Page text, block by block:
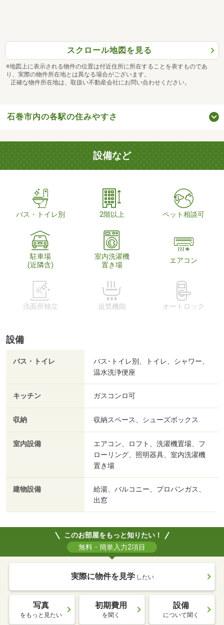
スクロール地図を見る
※地図上に表示される物件の位置は付近住所に所在することを表すものであ
り、実際の物件所在地とは異なる場合がございます。
正確な物件所在地は、取扱い不動産会社にお問い合わせください。
石巻市内の各駅の住みやすさ
設備など
バス・トイレ別 2階以上 ペット相談可
駐車場
(近隣含)
室内洗濯機
置き場
エアコン
洗面所独立 追焚機能 オートロック
設備
バス・トイレ
バス･トイレ別、トイレ、シャワー、
温水洗浄便座
キッチン ガスコンロ可
収納 収納スペース、シューズボックス
室内設備
エアコン、ロフト、洗濯機置場、フ
ローリング、照明器具、室内洗濯機
置き場
建物設備
給湯、バルコニー、プロパンガス、
出窓
このお部屋をもっと知りたい！
無料・簡単入力2項目
実際に物件を見学 したい
写真
をもっと見たい
初期費用
を聞く
設備
について聞く